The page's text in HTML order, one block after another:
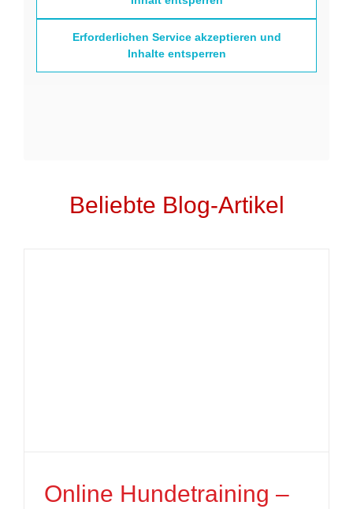
Erforderlichen Service akzeptieren und
Inhalte entsperren
Beliebte Blog-Artikel
Online Hundetraining –